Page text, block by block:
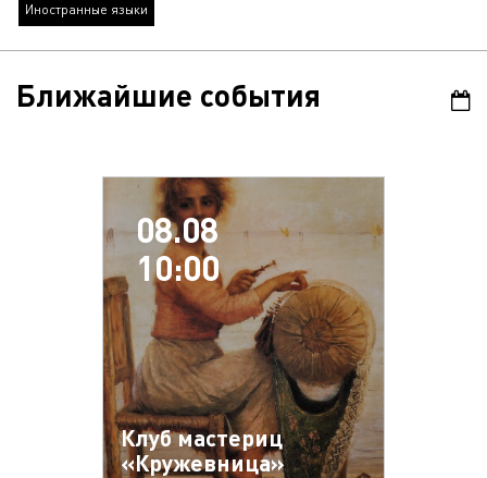
Иностранные языки
Ближайшие события
08.08
10:00
Клуб мастериц
«Кружевница»